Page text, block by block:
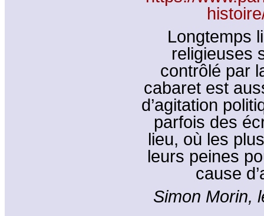
Longtemps
religieuses
contrôlé par
cabaret est
d’agitation
parfois des
lieu, où les
leurs peines
cause
Simon Morin,